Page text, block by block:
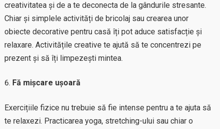
creativitatea și de a te deconecta de la gândurile stresante.
Chiar și simplele activități de bricolaj sau crearea unor
obiecte decorative pentru casă îți pot aduce satisfacție și
relaxare. Activitățile creative te ajută să te concentrezi pe
prezent și să îți limpezești mintea.
Fă mișcare ușoară
Exercițiile fizice nu trebuie să fie intense pentru a te ajuta să
te relaxezi. Practicarea yoga, stretching-ului sau chiar o